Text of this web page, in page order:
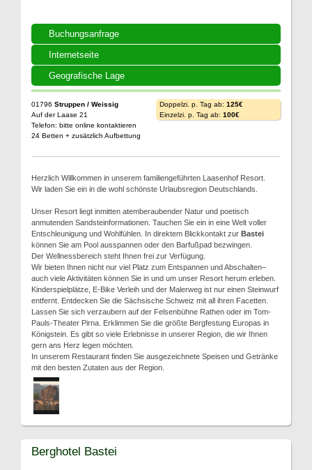
Buchungsanfrage
Internetseite
Geografische Lage
01796 Struppen / Weissig
Auf der Laase 21
Telefon: bitte online kontaktieren
24 Betten + zusätzlich Aufbettung
Doppelzi. p. Tag ab: 125€
Einzelzi. p. Tag ab: 100€
Herzlich Willkommen in unserem familiengeführten Laasenhof Resort.
Wir laden Sie ein in die wohl schönste Urlaubsregion Deutschlands.
Unser Resort liegt inmitten atemberaubender Natur und poetisch
anmutenden Sandsteinformationen. Tauchen Sie ein in eine Welt voller
Entschleunigung und Wohlfühlen. In direktem Blickkontakt zur Bastei
können Sie am Pool ausspannen oder den Barfußpad bezwingen.
Der Wellnessbereich steht Ihnen frei zur Verfügung.
Wir bieten Ihnen nicht nur viel Platz zum Entspannen und Abschalten–
auch viele Aktivitäten können Sie in und um unser Resort herum erleben.
Kinderspielplätze, E-Bike Verleih und der Malerweg ist nur einen Steinwurf
entfernt. Entdecken Sie die Sächsische Schweiz mit all ihren Facetten.
Lassen Sie sich verzaubern auf der Felsenbühne Rathen oder im Tom-
Pauls-Theater Pirna. Erklimmen Sie die größte Bergfestung Europas in
Königstein. Es gibt so viele Erlebnisse in unserer Region, die wir Ihnen
gern ans Herz legen möchten.
In unserem Restaurant finden Sie ausgezeichnete Speisen und Getränke
mit den besten Zutaten aus der Region.
Berghotel Bastei